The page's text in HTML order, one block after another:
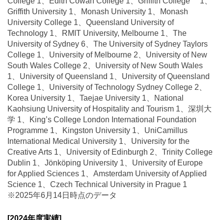
Griffith University 1、Monash University 1、Monash
University College 1、Queensland University of
Technology 1、RMIT University, Melbourne 1、The
University of Sydney 6、The University of Sydney Taylors
College 1、University of Melbourne 2、University of New
South Wales College 2、University of New South Wales
1、University of Queensland 1、University of Queensland
College 1、University of Technology Sydney College 2、
Korea University 1、Taejae University 1、National
Kaohsiung University of Hospitality and Tourism 1、深圳大
学 1、King’s College London International Foundation
Programme 1、Kingston University 1、UniCamillus
International Medical University 1、University for the
Creative Arts 1、University of Edinburgh 2、Trinity College
Dublin 1、Jönköping University 1、University of Europe
for Applied Sciences 1、Amsterdam University of Applied
Science 1、Czech Technical University in Prague 1
※2025年6月14日時点のデータ
[2024年度実績]